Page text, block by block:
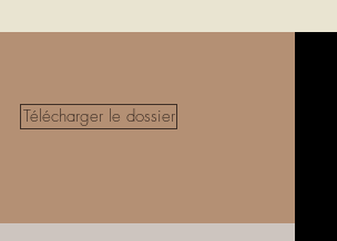
Télécharger le dossier